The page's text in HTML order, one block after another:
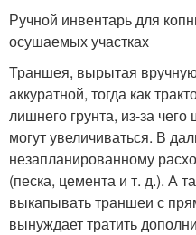
Ручной инвентарь для
осушаемых участках
Траншея, вырытая
аккуратной, тогда как
лишнего грунта, из-за
могут увеличиваться. В
незапланированному
(песка, цемента и т. д.). А
выкапывать траншеи с
вынуждает тратить